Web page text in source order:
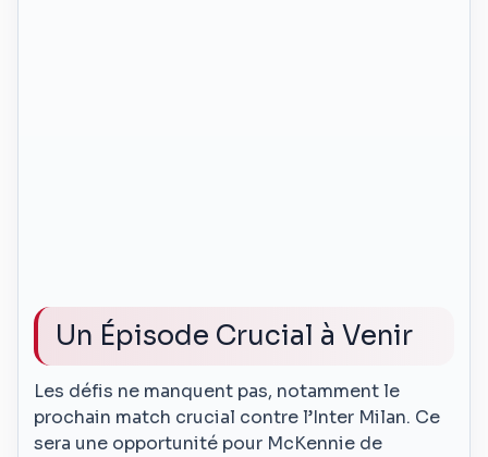
Un Épisode Crucial à Venir
Les défis ne manquent pas, notamment le
prochain match crucial contre l’Inter Milan. Ce
sera une opportunité pour McKennie de